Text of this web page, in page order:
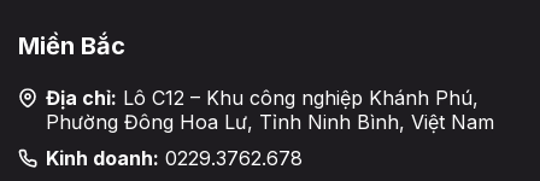
Miền Bắc
Địa chỉ: Lô C12 – Khu công nghiệp Khánh Phú,
Phường Đông Hoa Lư, Tỉnh Ninh Bình, Việt Nam
Kinh doanh: 0229.3762.678